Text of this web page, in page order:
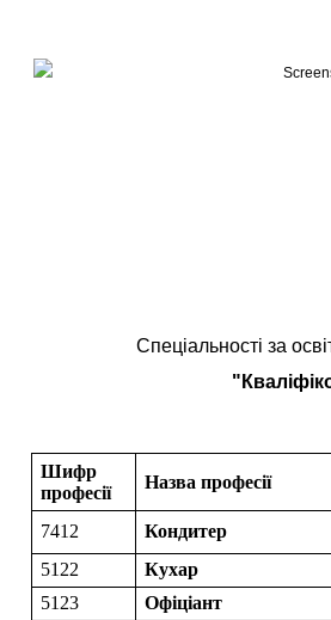
Спеціальності за
Шифр
професії
Назва професії
7412 Кондитер
5122
Кухар
5123
Офіціант